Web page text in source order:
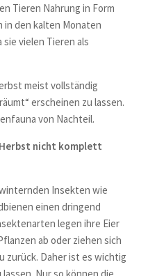
Tieren Nahrung in Form
in den kalten Monaten
vielen Tieren als
meist vollständig
erscheinen zu lassen.
von Nachteil.
nicht komplett
Insekten wie
einen dringend
legen ihre Eier
ab oder ziehen sich
zurück. Daher ist es wichtig